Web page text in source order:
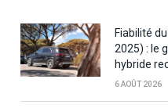
Fiabilité
2025) : le
hybride
6 AOÛT 2026